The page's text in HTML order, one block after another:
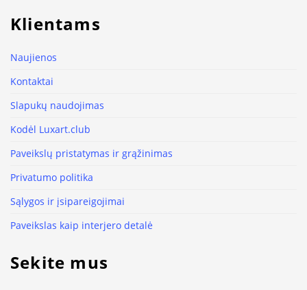
Klientams
Naujienos
Kontaktai
Slapukų naudojimas
Kodėl Luxart.club
Paveikslų pristatymas ir grąžinimas
Privatumo politika
Sąlygos ir įsipareigojimai
Paveikslas kaip interjero detalė
Sekite mus